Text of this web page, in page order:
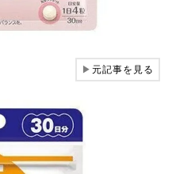
▶元記事を見る